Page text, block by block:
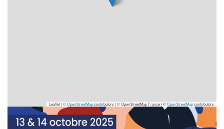
Leaflet | ©OpenStreetMapcontributors|© OpenStreetMap France | ©OpenStreetMapcontributors